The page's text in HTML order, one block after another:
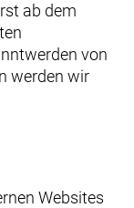
ab dem
von
werden wir
Websites